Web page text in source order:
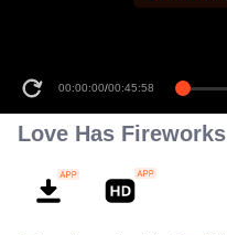
00:00:00/00:45:58
Love Has Fireworks